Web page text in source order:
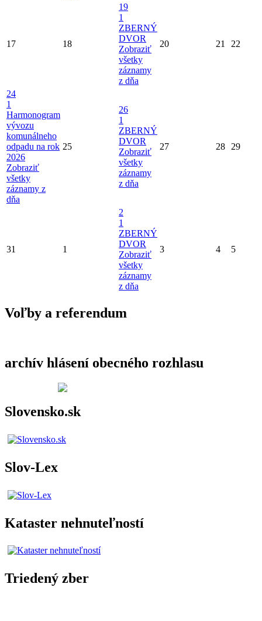
17 18
19
1
ZBERNÝ
DVOR
Zobraziť
všetky
záznamy
z dňa
20 21 22
24
1
Harmonogram
vývozu
komunálneho
odpadu na rok
2026
Zobraziť
všetky
záznamy z
dňa
25
26
1
ZBERNÝ
DVOR
Zobraziť
všetky
záznamy
z dňa
27 28 29
31 1
2
1
ZBERNÝ
DVOR
Zobraziť
všetky
záznamy
z dňa
3 4 5
Voľby a referendum
archív hlásení obecného rozhlasu
Slovensko.sk
Slov-Lex
Kataster nehnuteľností
Triedený zber